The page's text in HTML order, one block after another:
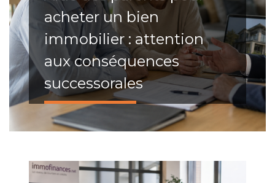
acheter un bien
immobilier : attention
aux conséquences
successorales